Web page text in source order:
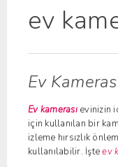
ev
Ev
Ev kamerası evinizin
için kullanılan bir
izleme hırsızlık
kullanılabilir. İşteev